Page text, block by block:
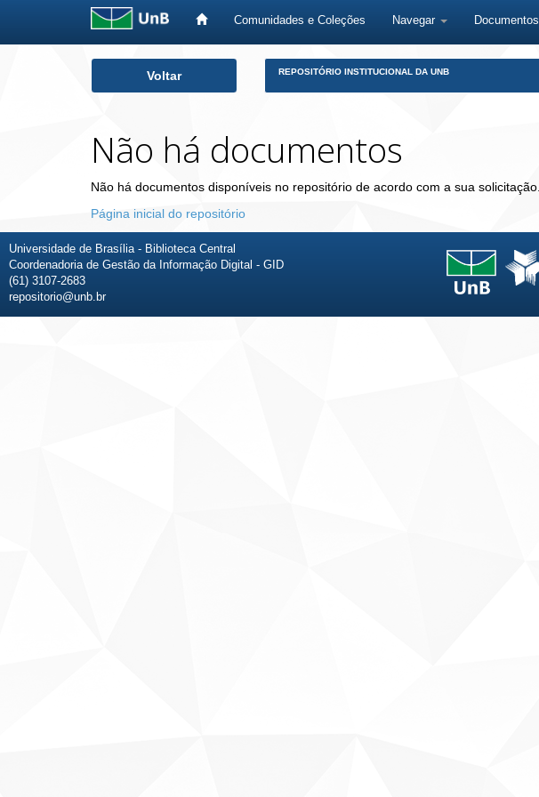
Comunidades e Coleções Navegar Documentos
Voltar REPOSITÓRIO INSTITUCIONAL DA UNB
Não há documentos
Não há documentos disponíveis no repositório de acordo com a sua solicitação.
Página inicial do repositório
Universidade de Brasília - Biblioteca Central
Coordenadoria de Gestão da Informação Digital - GID
(61) 3107-2683
repositorio@unb.br